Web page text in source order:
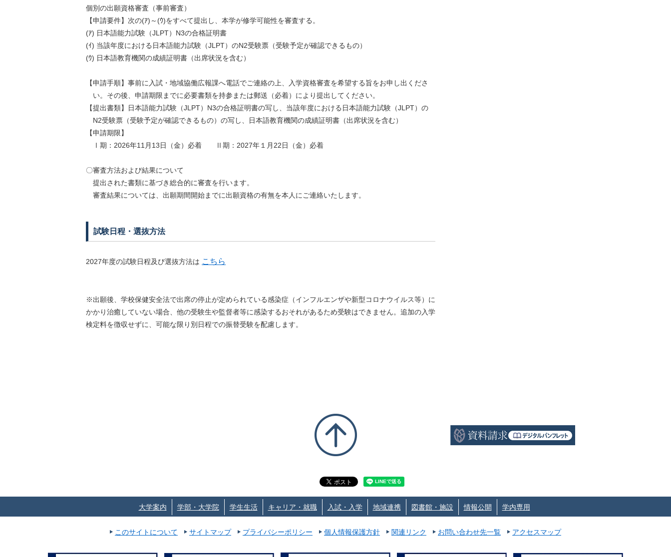
個別の出願資格審査（事前審査）
【申請要件】次の(ｱ)～(ｳ)をすべて提出し、本学が修学可能性を審査する。
(ｱ) 日本語能力試験（JLPT）N3の合格証明書
(ｲ) 当該年度における日本語能力試験（JLPT）のN2受験票（受験予定が確認できるもの）
(ｳ) 日本語教育機関の成績証明書（出席状況を含む）
【申請手順】事前に入試・地域協働広報課へ電話でご連絡の上、入学資格審査を希望する旨をお申し出くださ
い。その後、申請期限までに必要書類を持参または郵送（必着）により提出してください。
【提出書類】日本語能力試験（JLPT）N3の合格証明書の写し、当該年度における日本語能力試験（JLPT）の
N2受験票（受験予定が確認できるもの）の写し、日本語教育機関の成績証明書（出席状況を含む）
【申請期限】
Ⅰ期：2026年11月13日（金）必着 Ⅱ期：2027年１月22日（金）必着
〇審査方法および結果について
提出された書類に基づき総合的に審査を行います。
審査結果については、出願期間開始までに出願資格の有無を本人にご連絡いたします。
試験日程・選抜方法
2027年度の試験日程及び選抜方法は こちら
※出願後、学校保健安全法で出席の停止が定められている感染症（インフルエンザや新型コロナウイルス等）に
かかり治癒していない場合、他の受験生や監督者等に感染するおそれがあるため受験はできません。追加の入学
検定料を徴収せずに、可能な限り別日程での振替受験を配慮します。
大学案内 学部・大学院 学生生活 キャリア・就職 入試・入学 地域連携 図書館・施設 情報公開 学内専用
このサイトについて サイトマップ プライバシーポリシー 個人情報保護方針 関連リンク お問い合わせ先一覧 アクセスマップ